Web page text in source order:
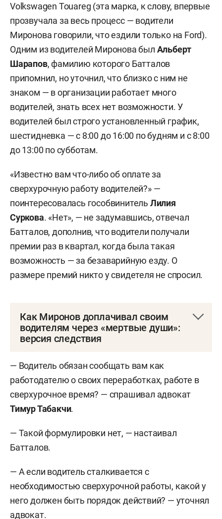
Volkswagen Touareg (эта марка, к слову, впервые
прозвучала за весь процесс — водители
Миронова говорили, что ездили только на Ford).
Одним из водителей Миронова был Альберт
Шарапов, фамилию которого Батталов
припомнил, но уточнил, что близко с ним не
знаком — в организации работает много
водителей, знать всех нет возможности. У
водителей был строго установленный график,
шестидневка — с 8:00 до 16:00 по будням и с 8:00
до 13:00 по субботам.
«Известно вам что-либо об оплате за
сверхурочную работу водителей?» —
поинтересовалась гособвинитель Лилия
Суркова. «Нет», — не задумавшись, отвечал
Батталов, дополнив, что водители получали
премии раз в квартал, когда была такая
возможность — за безаварийную езду. О
размере премий никто у свидетеля не спросил.
Как Миронов доплачивал своим
водителям через «мертвые души»:
версия следствия
КирМоса несколько лет оплачивал переработки
собственным водителям, но не из своего
кармана.
который работал с сентября 2016 года, он
задерживался на работе, а иногда был
вынужден работать и в выходные, и в
праздничные дни. Для этогоСергей Миронов
якобы дал указание директору МУП «ДРЭУ
— Водитель обязан сообщать вам как
работодателю о своих переработках, работе в
сверхурочное время? — спрашивал адвокат
Тимур Табакчи.
— Такой формулировки нет, — настаивал
Батталов.
— А если водитель сталкивается с
необходимостью сверхурочной работы, какой у
него должен быть порядок действий? — уточнял
адвокат.